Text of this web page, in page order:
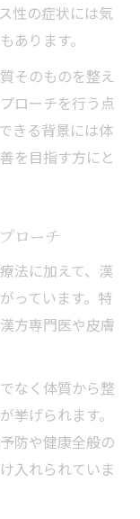
性の症状には気
あります。
そのものを整え
ローチを行う点
きる背景には体
を目指す方にと
ローチ
法に加えて、漢
っています。特
方専門医や皮膚
なく体質から整
挙げられます。
防や健康全般の
入れられていま